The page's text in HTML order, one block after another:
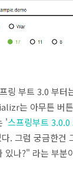
링 부트 3.0 부터
는 아무튼 버튼
'스프링부트
. 그럼 궁금한건
있나?" 라는 부분